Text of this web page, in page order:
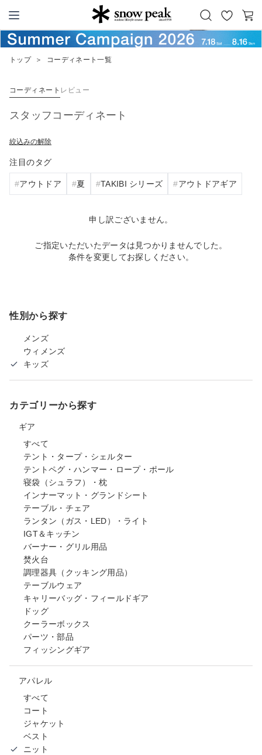
Snow Peak
お
気
カ
ー
トップ ＞ コーディネート一覧
コーディネート レビュー
スタッフコーディネート
絞込みの解除
注目のタグ
アウトドア 夏 TAKIBI シリーズ アウトドアギア
申し訳ございません。
ご指定いただいたデータは見つかりませんでした。
条件を変更してお探しください。
性別から探す
メンズ
ウィメンズ
キッズ
カテゴリーから探す
ギア
すべて
テント・タープ・シェルター
テントペグ・ハンマー・ロープ・ポール
寝袋（シュラフ）・枕
インナーマット・グランドシート
テーブル・チェア
ランタン（ガス・LED）・ライト
IGT＆キッチン
バーナー・グリル用品
焚火台
調理器具（クッキング用品）
テーブルウェア
キャリーバッグ・フィールドギア
ドッグ
クーラーボックス
パーツ・部品
フィッシングギア
アパレル
すべて
コート
ジャケット
ベスト
ニット